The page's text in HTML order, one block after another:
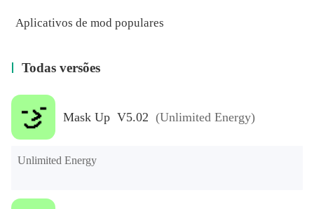
Aplicativos de mod populares
Todas versões
Mask Up V5.02 (Unlimited Energy)
Unlimited Energy